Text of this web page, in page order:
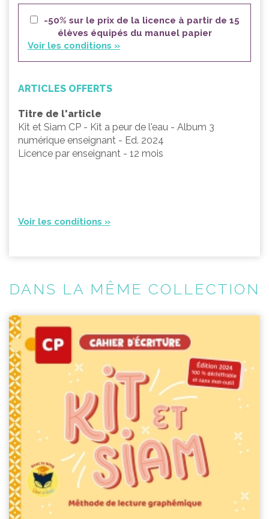
-50% sur le prix de la licence à partir de 15
élèves équipés du manuel papier
Voir les conditions »
ARTICLES OFFERTS
Titre de l'article
Kit et Siam CP - Kit a peur de l'eau - Album 3
numérique enseignant - Ed. 2024
Licence par enseignant - 12 mois
Voir les conditions »
DANS LA MÊME COLLECTION